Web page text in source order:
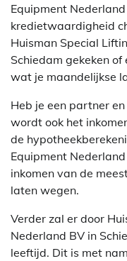
Equipment
kredietwaardigheid
Huisman Special
Schiedam gekeken
wat je maandelijkse
Heb je een partner
wordt ook het
de
Equipment
inkomen van de
laten wegen.
Verder zal er door
Nederland BV in
leeftijd. Dit is met